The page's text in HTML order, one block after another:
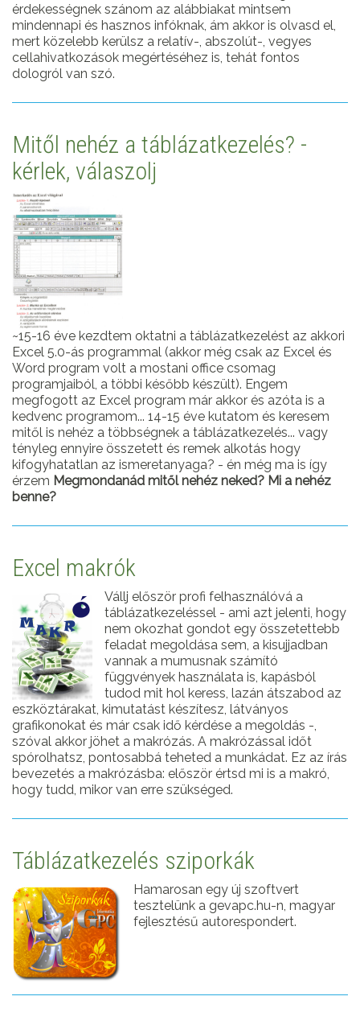
érdekességnek szánom az alábbiakat mintsem
mindennapi és hasznos infóknak, ám akkor is olvasd el,
mert közelebb kerülsz a relatív-, abszolút-, vegyes
cellahivatkozások megértéséhez is, tehát fontos
dologról van szó.
Mitől nehéz a táblázatkezelés? -
kérlek, válaszolj
~15-16 éve kezdtem oktatni a táblázatkezelést az akkori
Excel 5.0-ás programmal (akkor még csak az Excel és
Word program volt a mostani office csomag
programjaiból, a többi később készült). Engem
megfogott az Excel program már akkor és azóta is a
kedvenc programom... 14-15 éve kutatom és keresem
mitől is nehéz a többségnek a táblázatkezelés... vagy
tényleg ennyire összetett és remek alkotás hogy
kifogyhatatlan az ismeretanyaga? - én még ma is így
érzem Megmondanád mitől nehéz neked? Mi a nehéz
benne?
Excel makrók
Vállj először profi felhasználóvá a
táblázatkezeléssel - ami azt jelenti, hogy
nem okozhat gondot egy összetettebb
feladat megoldása sem, a kisujjadban
vannak a mumusnak számító
függvények használata is, kapásból
tudod mit hol keress, lazán átszabod az
eszköztárakat, kimutatást készítesz, látványos
grafikonokat és már csak idő kérdése a megoldás -,
szóval akkor jöhet a makrózás. A makrózással időt
spórolhatsz, pontosabbá teheted a munkádat. Ez az írás
bevezetés a makrózásba: először értsd mi is a makró,
hogy tudd, mikor van erre szükséged.
Táblázatkezelés sziporkák
Hamarosan egy új szoftvert
tesztelünk a gevapc.hu-n, magyar
fejlesztésű autorespondert.